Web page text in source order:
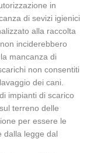
in
di sevizi igienici
alla raccolta
inciderebbero
mancanza di
non consentiti
dei cani.
impianti di scarico
terreno delle
per essere le
dalla legge dal